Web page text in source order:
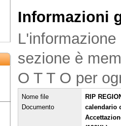
Informazioni
sezione è
O T T O per
Nome file
Documento
RIP
calendario